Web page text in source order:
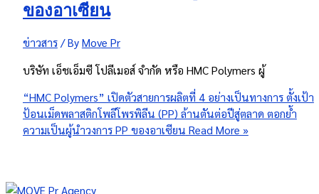
ของอาเซียน
ข่าวสาร/ ByMove Pr
บริษัท เอ็ชเอ็มซี โปลีเมอส์ จำกัด หรือ HMC Polymers ผู้
“HMC Polymers” เปิดตัวสายการผลิตที่ 4 อย่างเป็นทางการ ตั้งเป้า
ป้อนเม็ดพลาสติกโพลีโพรพิลีน (PP) ล้านตันต่อปีสู่ตลาด ตอกย้ำ
ความเป็นผู้นำวงการ PP ของอาเซียน Read More »